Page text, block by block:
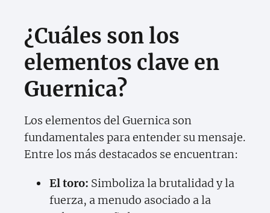
¿Cuáles son los
elementos clave en
Guernica?
Los elementos del Guernica son
fundamentales para entender su mensaje.
Entre los más destacados se encuentran:
El toro: Simboliza la brutalidad y la
fuerza, a menudo asociado a la